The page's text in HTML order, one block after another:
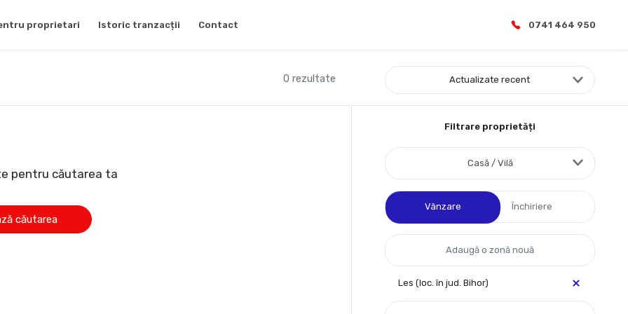
proprietari Istoric tranzacții Contact 0741 464 950
0 rezultate Actualizate recent
pentru căutarea ta
căutarea
Filtrare proprietăți
Casă / Vilă
Vânzare Închiriere
Les (loc. în jud. Bihor)